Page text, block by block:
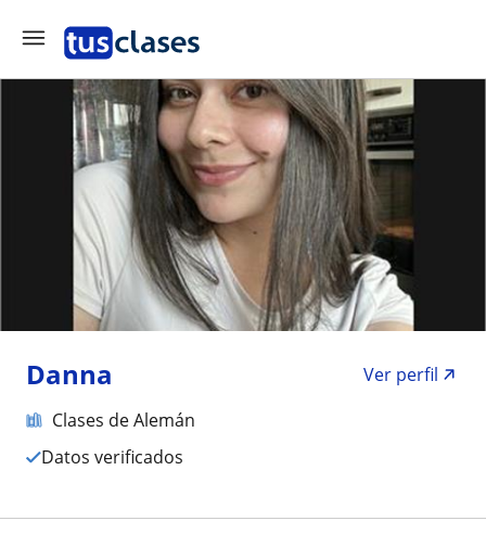
Danna
Ver perfil
Clases de Alemán
Datos verificados